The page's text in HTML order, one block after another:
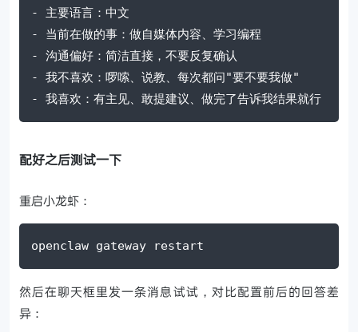
- 主要语言：中文
- 当前在做的事：做自媒体内容、学习编程
- 沟通偏好：简洁直接，不要反复确认
- 我不喜欢：啰嗦、说教、每次都问"要不要我做"
- 我喜欢：有主见、敢提建议、做完了告诉我结果就行
配好之后测试一下
重启小龙虾：
openclaw gateway restart
然后在聊天框里发一条消息试试，对比配置前后的回答差
异：